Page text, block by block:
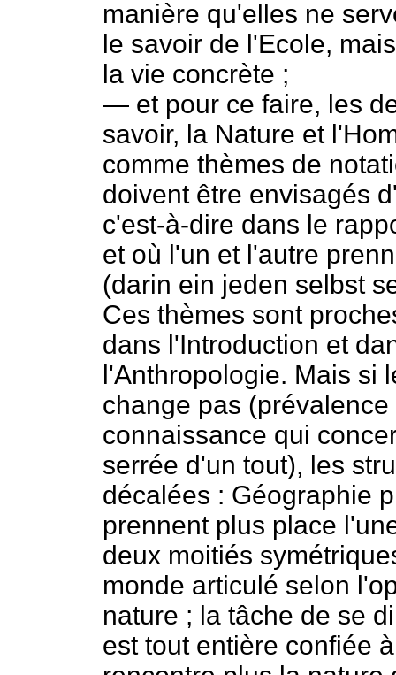
manière qu'elles ne
le savoir de l'Ecole,
la vie concrète ;
— et pour ce faire, les
savoir, la Nature et
comme thèmes de
doivent être envisagés
c'est-à-dire dans le
et où l'un et l'autre
(darin ein jeden selbst
Ces thèmes sont
dans l'Introduction et
l'Anthropologie. Mais si
change pas
connaissance qui
serrée d'un tout), les
décalées : Géographie
prennent plus place
deux moitiés
monde articulé selon
nature ; la tâche de se
est tout entière confiée